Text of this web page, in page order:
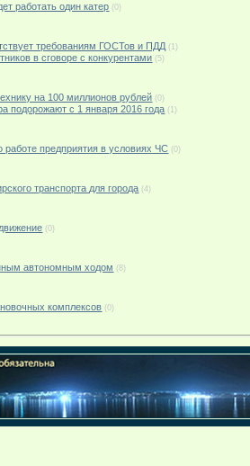
работать один катер (0)
требованиям ГОСТов и ПДД (1)
в сговоре с конкурентами (5)
на 100 миллионов рублей (0)
подорожают с 1 января 2016 года (1)
работе предприятия в условиях ЧС (0)
транспорта для города (4)
(0)
автономным ходом (8)
комплексов (0)